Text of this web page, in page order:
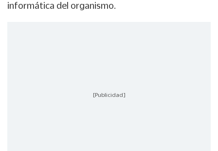
informática del organismo.
[Publicidad]